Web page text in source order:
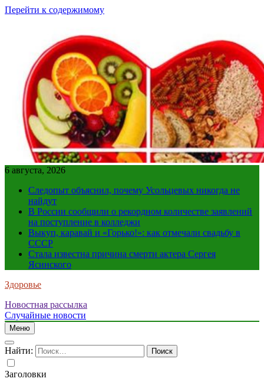
Перейти к содержимому
6 августа, 2026
Следопыт объяснил, почему Усольцевых никогда не
найдут
В России сообщили о рекордном количестве заявлений
на поступление в колледжи
Выкуп, каравай и «Горько!»: как отмечали свадьбу в
СССР
Стала известна причина смерти актера Сергея
Ясинского
Здоровье
Новостная рассылка
Случайные новости
Меню
Найти:
Заголовки